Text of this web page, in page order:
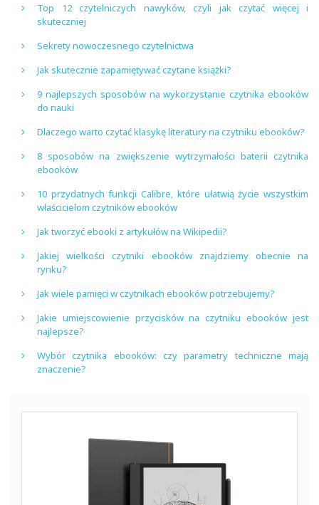
Top 12 czytelniczych nawyków, czyli jak czytać więcej i
skuteczniej
Sekrety nowoczesnego czytelnictwa
Jak skutecznie zapamiętywać czytane książki?
9 najlepszych sposobów na wykorzystanie czytnika ebooków
do nauki
Dlaczego warto czytać klasykę literatury na czytniku ebooków?
8 sposobów na zwiększenie wytrzymałości baterii czytnika
ebooków
10 przydatnych funkcji Calibre, które ułatwią życie wszystkim
właścicielom czytników ebooków
Jak tworzyć ebooki z artykułów na Wikipedii?
Jakiej wielkości czytniki ebooków znajdziemy obecnie na
rynku?
Jak wiele pamięci w czytnikach ebooków potrzebujemy?
Jakie umiejscowienie przycisków na czytniku ebooków jest
najlepsze?
Wybór czytnika ebooków: czy parametry techniczne mają
znaczenie?